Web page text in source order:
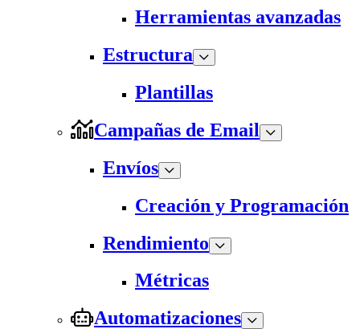
Herramientas avanzadas
Estructura
Plantillas
Campañas de Email
Envíos
Creación y Programación
Rendimiento
Métricas
Automatizaciones